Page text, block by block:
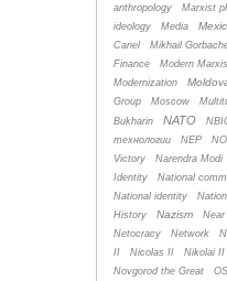
anthropology
Marxist
ideology
Media
Canel
Mikhail
Finance
Modern
Modernization
Group
Moscow
Bukharin
NATO
технологии
NEP
Victory
Narendra Modi
Identity
National
National identity
History
Nazism Near
Netocracy
Network
II
Nicolas II Nikolai II
Novgorod the Great